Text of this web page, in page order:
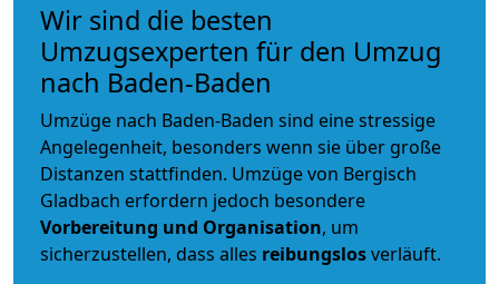
Wir sind die besten
Umzugsexperten für den Umzug
nach Baden-Baden
Umzüge nach Baden-Baden sind eine stressige
Angelegenheit, besonders wenn sie über große
Distanzen stattfinden. Umzüge von Bergisch
Gladbach erfordern jedoch besondere
Vorbereitung und Organisation, um
sicherzustellen, dass alles reibungslosverläuft.